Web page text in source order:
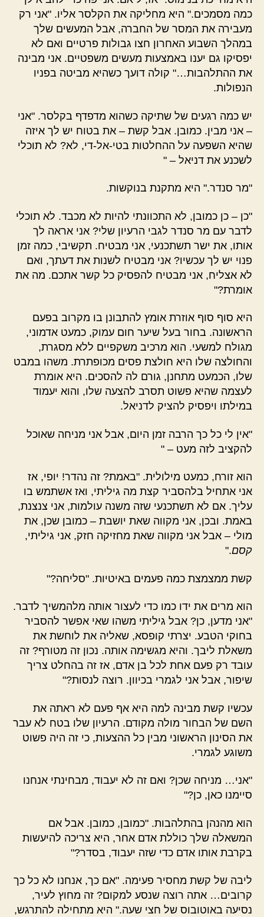
כמה מסמכים." היא מחליקה את הקלסר אליו. "אני רק
מעבירה את המסר של החברה, אבל המעשים שלך
במהלך השבוע האחרון חצו גבולות פרטיים ואם לא
יפסיקו גם יענו באמצעות מעשים משפטיים. אני מבינה
את ההתלהבות…" קולה דועך כשהיא מביטה בפניו
הנפולות.
יש כמה רגעים של שתיקה כשהוא מדפדף בקלסר. "אני
– אני מבין. כמובן. אבל קשת – את בטוח יש לך איזה
שהיא השפעה על ההחלטות בטי-אל-די, לא? לא תוכלי
לשכנע את דניאל – "
"מר סנדר." היא מתקנת בנוקשות.
"כן – כן כמובן, לא התכוונתי להיות לא מכבד. לא תוכלי
לדבר עם מר סנדר לגבי הרעיון שלי? אני אראה לך
אותו, את ישר תשתכנעי, אני מבטיח. תקשיבי, כמה זמן
פנוי יש לך עכשיו? אני מבטיח לשנות את דעתך, ואם
לא אצליח, אני מבטיח להפסיק כל קשר אתכם. מה את
אומרת?"
היא סוף סוף אוזרת אומץ להתבונן בו מקרוב בפעם
הראשונה. בחור בעל שיער חום עמוק, כמעט אדמוני,
מגולח למשעי. הוא מרכיב משקפיים ללא מסגרת,
והחולצה שלו היא חולצת פסים מכופתרת. משהו במבט
שלו, הכמעט מתחנן, גורם לה להסכים. היא אומרת
לעצמה שהיא פשוט תסרב להצעה שלו, והוא יעמוד
במילתו ויפסיק להציק לדניאל.
"אין לי כל כך הרבה זמן היום, אבל אני מניחה שאוכל
להקציב לזה מעט – "
הוא זורח, כמעט מילולית. "באמת? זה נהדר! יופי, אז
אני אתחיל בלהסביר קצת מה גיליתי, ואז אשתמש בו
עליך. אם לא תשתכנעי שזה משנה עולמות, אני צנצנת,
באמת. ובכן, אני מקווה שאת יושבת – כמובן שכן, את
מולי – אבל אני מקווה שאת מחזיקה חזק, אני גיליתי,
קסם."
קשת ממצמצת כמה פעמים באיטיות. "סליחה?"
הוא מרים את ידו כמו כדי לעצור אותה מלהמשיך לדבר.
"אני מדען, כן? אבל גיליתי משהו שאי אפשר להסביר
בחוקי הטבע. יצרתי קופסא, שאליה את לוחשת את
משאלת ליבך. והיא מגשימה אותה. נכון זה מטורף? זה
עובד רק פעם אחת לכל בן אדם, אז זה בהחלט צריך
שיפור, אבל אני לגמרי בכיוון. רוצה לנסות?"
עכשיו קשת מבינה למה היא אף פעם לא ראתה את
השם של הבחור מולה מקודם. הרעיון שלו בטח לא עבר
את הסינון הראשוני מבין כל ההצעות, כי זה היה פשוט
משוגע לגמרי.
"אני… מניחה שכן? ואם זה לא יעבוד, מבחינתי אנחנו
סיימנו כאן, כן?"
הוא מהנהן בהתלהבות. "כמובן, כמובן. אבל אם
המשאלה שלך כוללת אדם אחר, היא צריכה להיעשות
בקרבת אותו אדם כדי שזה יעבוד, בסדר?"
ליבה של קשת מחסיר פעימה. "אם כך, אנחנו לא כל כך
קרובים… אתה רוצה שנסע למקום? זה מחוץ לעיר,
נסיעה באוטובוס של חצי שעה." היא מתחילה להתרגש,